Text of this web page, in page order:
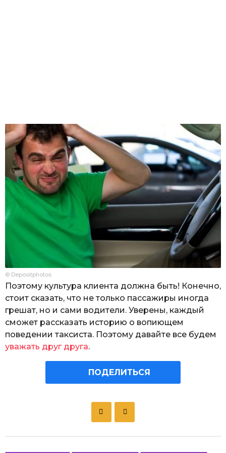
© Depositphotos
Поэтому культура клиента должна быть! Конечно,
стоит сказать, что не только пассажиры иногда
грешат, но и сами водители. Уверены, каждый
сможет рассказать историю о вопиющем
поведении таксиста. Поэтому давайте все будем
уважать друг друга.
ПОДЕЛИТЬСЯ